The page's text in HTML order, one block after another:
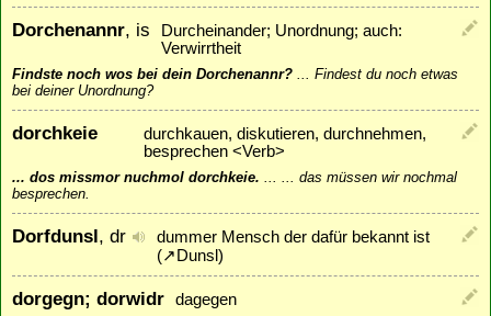
Dorchenannr, is
Durcheinander; Unordnung; auch:
Verwirrtheit
Findste noch wos bei dein Dorchenannr?
Findest du noch etwas
bei deiner Unordnung?
dorchkeie
durchkauen, diskutieren, durchnehmen,
besprechen <Verb>
... dos missmor nuchmol dorchkeie.
... das müssen wir nochmal
besprechen.
Dorfdunsl, dr
dummer Mensch der dafür bekannt ist
(↗ Dunsl )
dorgegn; dorwidr dagegen